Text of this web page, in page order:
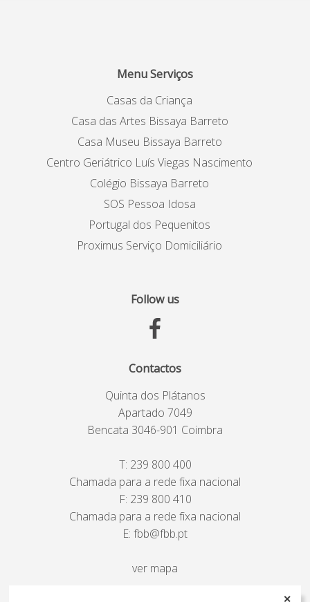
✕
Menu Serviços
Casas da Criança
Casa das Artes Bissaya Barreto
Casa Museu Bissaya Barreto
Centro Geriátrico Luís Viegas Nascimento
Colégio Bissaya Barreto
SOS Pessoa Idosa
Portugal dos Pequenitos
Proximus Serviço Domiciliário
Follow us
Contactos
Quinta dos Plátanos
Apartado 7049
Bencata 3046-901 Coimbra
T: 239 800 400
Chamada para a rede fixa nacional
F: 239 800 410
Chamada para a rede fixa nacional
E: fbb@fbb.pt
ver mapa